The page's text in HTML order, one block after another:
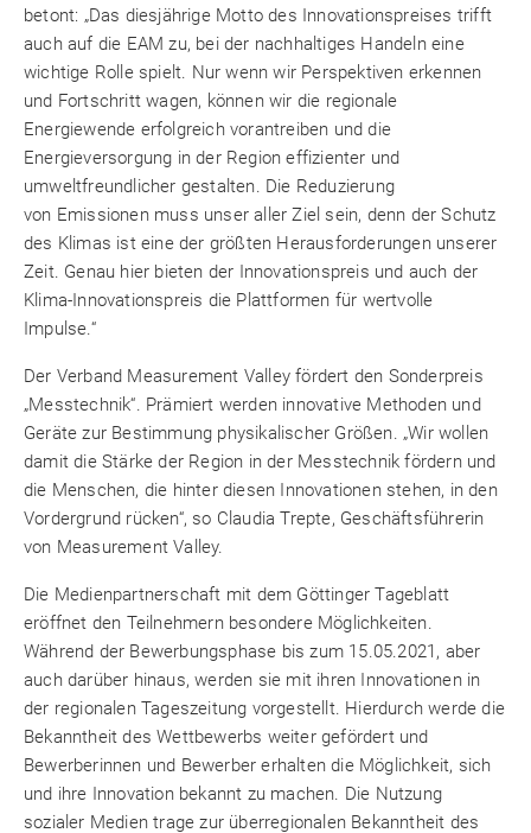
betont: „Das diesjährige Motto des Innovationspreises trifft
auch auf die EAM zu, bei der nachhaltiges Handeln eine
wichtige Rolle spielt. Nur wenn wir Perspektiven erkennen
und Fortschritt wagen, können wir die regionale
Energiewende erfolgreich vorantreiben und die
Energieversorgung in der Region effizienter und
umweltfreundlicher gestalten. Die Reduzierung
von Emissionen muss unser aller Ziel sein, denn der Schutz
des Klimas ist eine der größten Herausforderungen unserer
Zeit. Genau hier bieten der Innovationspreis und auch der
Klima-Innovationspreis die Plattformen für wertvolle
Impulse.“
Der Verband Measurement Valley fördert den Sonderpreis
„Messtechnik“. Prämiert werden innovative Methoden und
Geräte zur Bestimmung physikalischer Größen. „Wir wollen
damit die Stärke der Region in der Messtechnik fördern und
die Menschen, die hinter diesen Innovationen stehen, in den
Vordergrund rücken“, so Claudia Trepte, Geschäftsführerin
von Measurement Valley.
Die Medienpartnerschaft mit dem Göttinger Tageblatt
eröffnet den Teilnehmern besondere Möglichkeiten.
Während der Bewerbungsphase bis zum 15.05.2021, aber
auch darüber hinaus, werden sie mit ihren Innovationen in
der regionalen Tageszeitung vorgestellt. Hierdurch werde die
Bekanntheit des Wettbewerbs weiter gefördert und
Bewerberinnen und Bewerber erhalten die Möglichkeit, sich
und ihre Innovation bekannt zu machen. Die Nutzung
sozialer Medien trage zur überregionalen Bekanntheit des